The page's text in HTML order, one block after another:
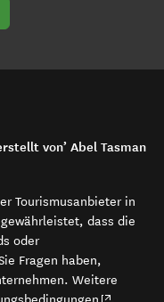
von’ Abel Tasman
Tourismusanbieter in
dass die
oder
Fragen haben,
Weitere
(opens in